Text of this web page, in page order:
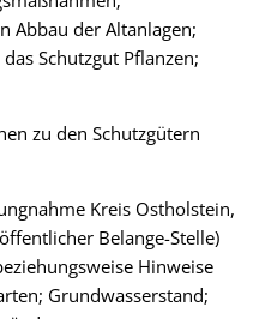
Abbau der Altanlagen;
Schutzgut Pflanzen;
zu den Schutzgütern
Kreis Ostholstein,
Belange-Stelle)
Hinweise
Grundwasserstand;